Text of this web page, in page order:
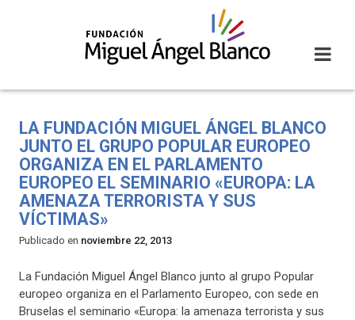
LA FUNDACIÓN MIGUEL ÁNGEL BLANCO
JUNTO EL GRUPO POPULAR EUROPEO
ORGANIZA EN EL PARLAMENTO
EUROPEO EL SEMINARIO «EUROPA: LA
AMENAZA TERRORISTA Y SUS
VÍCTIMAS»
Publicado en noviembre 22, 2013
La Fundación Miguel Ángel Blanco junto al grupo Popular
europeo organiza en el Parlamento Europeo, con sede en
Bruselas el seminario «Europa: la amenaza terrorista y sus